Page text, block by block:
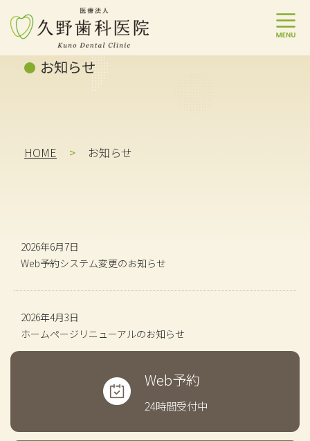
お知らせ
HOME お知らせ
2026年6月7日
Web予約システム変更のお知らせ
2026年4月3日
ホームページリニューアルのお知らせ
Web予約
24時間受付中